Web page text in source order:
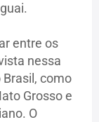
entre os
nessa
como
Grosso e
O